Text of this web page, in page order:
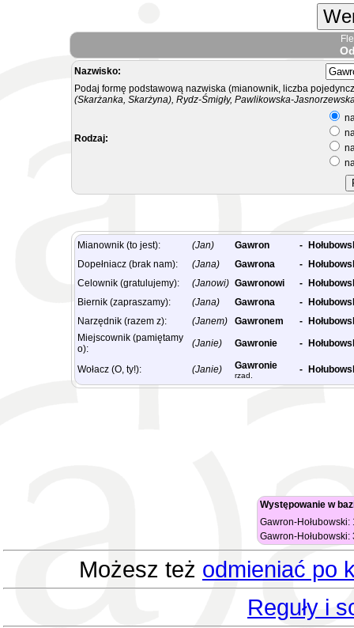
Nazwisko:
Podaj formę podstawową nazwiska (mianownik, liczba
(Skarżanka, Skarżyna), Rydz-Śmigły, Pawlikowska-
Rodzaj:
Mianownik (to jest): (Jan) Gawron -
Dopełniacz (brak nam):
(Jana) Gawrona -
Celownik (gratulujemy):
(Janowi) Gawronowi -
Biernik (zapraszamy):
(Jana) Gawrona -
Narzędnik (razem z):
(Janem) Gawronem -
Miejscownik (pamiętamy
o):
(Janie) Gawronie -
Wołacz (O, ty!): (Janie) Gawronie
rzad.
-
Występowanie w
Gawron-
Gawron-Hołubowski:
Możesz też odmieniać po
Reguły i